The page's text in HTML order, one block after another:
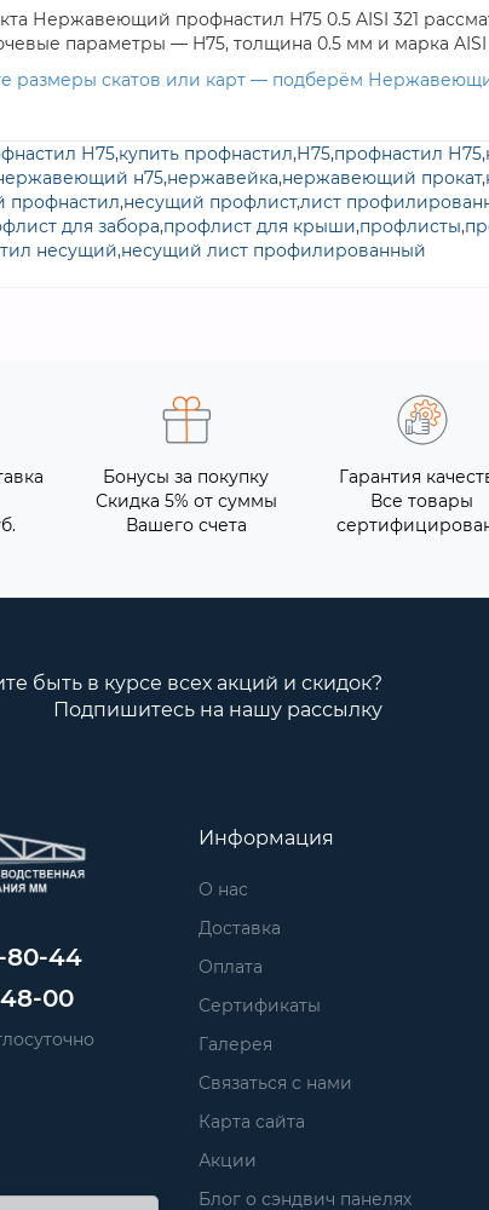
Нержавеющий профнастил H75 0.5 AISI 321
параметры — H75, толщина 0.5 мм и марка
размеры скатов или карт — подберём
Н75,купить профнастил,Н75,профнастил Н75,
н75,нержавейка,нержавеющий прокат,
профнастил,несущий профлист,лист
для забора,профлист для крыши,профлисты,
несущий,несущий лист профилированный
Бонусы за покупку
Скидка 5% от суммы
Вашего счета
Гарантия
Все товары
быть в курсе всех акций и скидок?
Подпишитесь на нашу рассылку
80-44
00
Информация
О нас
Доставка
Оплата
Сертификаты
Галерея
Связаться с нами
Карта сайта
Акции
Блог о сэндвич панелях